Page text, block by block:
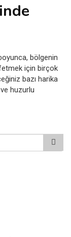
bölgenin
için birçok
bazı harika
huzurlu